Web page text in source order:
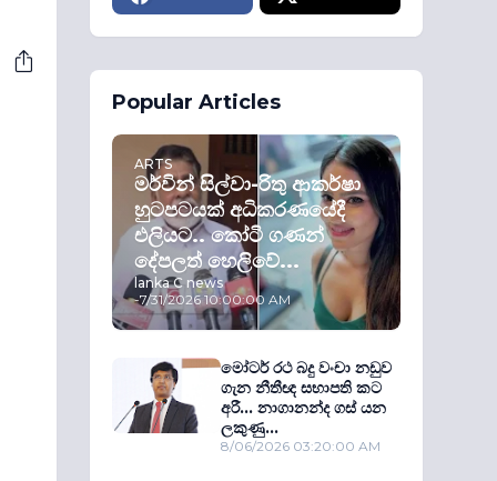
Popular Articles
ARTS
මර්වින් සිල්වා-රිතු ආකර්ෂා
හුටපටයක් අධිකරණයේදී
එලියට.. කෝටි ගණන්
දේපලත් හෙලිවේ...
lanka C news
-7/31/2026 10:00:00 AM
මෝටර් රථ බදු වංචා නඩුව
ගැන නීතීඥ සභාපති කට
අරී... නාගානන්ද ගස් යන
ලකුණු...
8/06/2026 03:20:00 AM